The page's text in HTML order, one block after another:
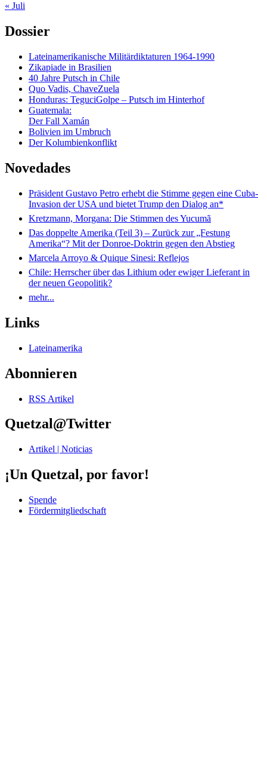
« Juli
Dossier
Lateinamerikanische Militärdiktaturen 1964-1990
Zikapiade in Brasilien
40 Jahre Putsch in Chile
Quo Vadis, ChaveZuela
Honduras: TeguciGolpe – Putsch im Hinterhof
Guatemala:
Der Fall Xamán
Bolivien im Umbruch
Der Kolumbienkonflikt
Novedades
Präsident Gustavo Petro erhebt die Stimme gegen eine Cuba-
Invasion der USA und bietet Trump den Dialog an*
Kretzmann, Morgana: Die Stimmen des Yucumã
Das doppelte Amerika (Teil 3) – Zurück zur „Festung
Amerika“? Mit der Donroe-Doktrin gegen den Abstieg
Marcela Arroyo & Quique Sinesi: Reflejos
Chile: Herrscher über das Lithium oder ewiger Lieferant in
der neuen Geopolitik?
mehr...
Links
Lateinamerika
Abonnieren
RSS Artikel
Quetzal@Twitter
Artikel | Noticias
¡Un Quetzal, por favor!
Spende
Fördermitgliedschaft